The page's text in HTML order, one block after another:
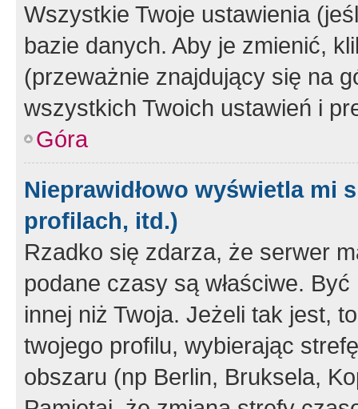
Wszystkie Twoje ustawienia
bazie danych. Aby je zmienić,
(przeważnie znajdujący się na
wszystkich Twoich ustawień i
Góra
Nieprawidłowo wyświetla mi
profilach, itd.)
Rzadko się zdarza, że serwer
podane czasy są właściwe.
innej niż Twoja. Jeżeli tak jest,
twojego profilu, wybierając
obszaru (np Berlin, Bruksela,